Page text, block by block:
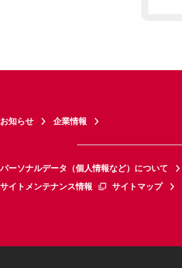
お知らせ 企業情報
パーソナルデータ（個人情報など）について
サイトメンテナンス情報
サイトマップ